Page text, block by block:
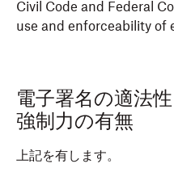
Civil Code and Federal
use and enforceability of
電子署名の適法
強制力の有無
上記を有します。